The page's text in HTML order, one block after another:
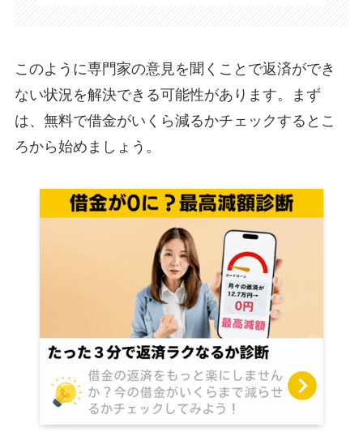
このように専門家の意見を聞くことで返済ができ
ない状況を解決できる可能性があります。まず
は、無料で借金がいくら減るかチェックするとこ
ろから始めましょう。